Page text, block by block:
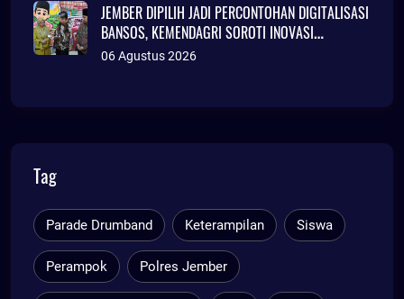
JEMBER DIPILIH JADI PERCONTOHAN DIGITALISASI
BANSOS, KEMENDAGRI SOROTI INOVASI
ADMINDUK
06 Agustus 2026
Tag
Parade Drumband Keterampilan Siswa
Perampok Polres Jember